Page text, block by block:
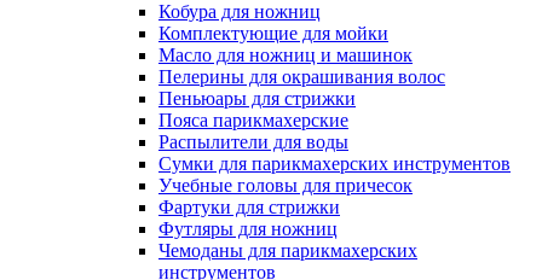
Кобура для ножниц
Комплектующие для мойки
Масло для ножниц и машинок
Пелерины для окрашивания волос
Пеньюары для стрижки
Пояса парикмахерские
Распылители для воды
Сумки для парикмахерских инструментов
Учебные головы для причесок
Фартуки для стрижки
Футляры для ножниц
Чемоданы для парикмахерских
инструментов